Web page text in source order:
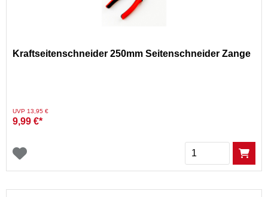
Kraftseitenschneider 250mm Seitenschneider Zange
Preis reduziert von
UVP 13,95 €auf
9,99 €*
Menge